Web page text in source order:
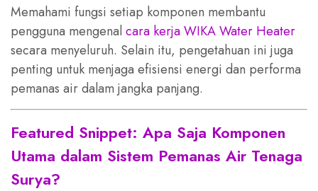
Memahami fungsi setiap komponen membantu
pengguna mengenal cara kerja WIKA Water Heater
secara menyeluruh. Selain itu, pengetahuan ini juga
penting untuk menjaga efisiensi energi dan performa
pemanas air dalam jangka panjang.
Featured Snippet: Apa Saja Komponen
Utama dalam Sistem Pemanas Air Tenaga
Surya?